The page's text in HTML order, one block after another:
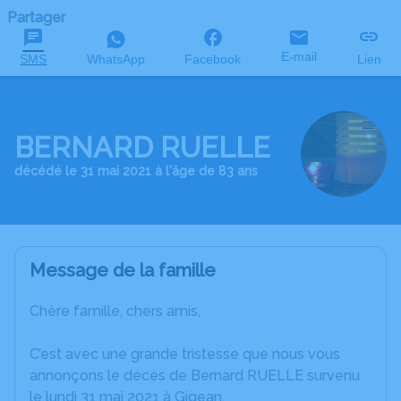
Partager
SMS WhatsApp Facebook E-mail Lien
BERNARD RUELLE
décédé le 31 mai 2021 à l'âge de 83 ans
Message de la famille
Chère famille, chers amis,
C’est avec une grande tristesse que nous vous
annonçons le décès de Bernard RUELLE survenu
le lundi 31 mai 2021 à Gigean.